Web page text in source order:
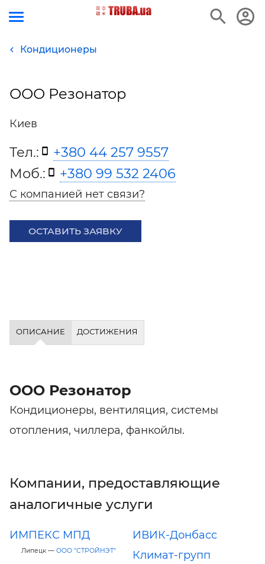
Кондиционеры
ООО Резонатор
Киев
Тел.:
+380 44 257 9557
Моб.:
+380 99 532 2406
С компанией нет связи?
ОСТАВИТЬ ЗАЯВКУ
ОПИСАНИЕ ДОСТИЖЕНИЯ
ООО Резонатор
Кондиционеры, вентиляция, системы
отопления, чиллера, фанкойлы.
Компании, предоставляющие
аналогичные услуги
ИМПЕКС МПД
Липецк — ООО "СТРОЙНЭТ"
ИВИК-Донбасс
Климат-групп